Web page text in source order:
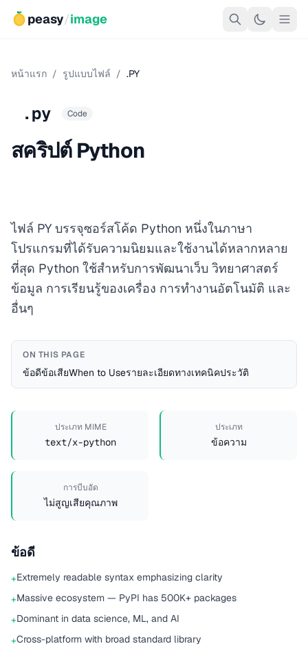
peasy/image
หน้าแรก / รูปแบบไฟล์ / .PY
.py Code
สคริปต์ Python
ไฟล์ PY บรรจุซอร์สโค้ด Python หนึ่งในภาษา
โปรแกรมที่ได้รับความนิยมและใช้งานได้หลากหลาย
ที่สุด Python ใช้สำหรับการพัฒนาเว็บ วิทยาศาสตร์
ข้อมูล การเรียนรู้ของเครื่อง การทำงานอัตโนมัติ และ
อื่นๆ
ON THIS PAGE
ข้อดีข้อเสียWhen to Useรายละเอียดทางเทคนิคประวัติ
ประเภท MIME
text/x-python
ประเภท
ข้อความ
การบีบอัด
ไม่สูญเสียคุณภาพ
ข้อดี
+Extremely readable syntax emphasizing clarity
+Massive ecosystem — PyPI has 500K+ packages
+Dominant in data science, ML, and AI
+Cross-platform with broad standard library